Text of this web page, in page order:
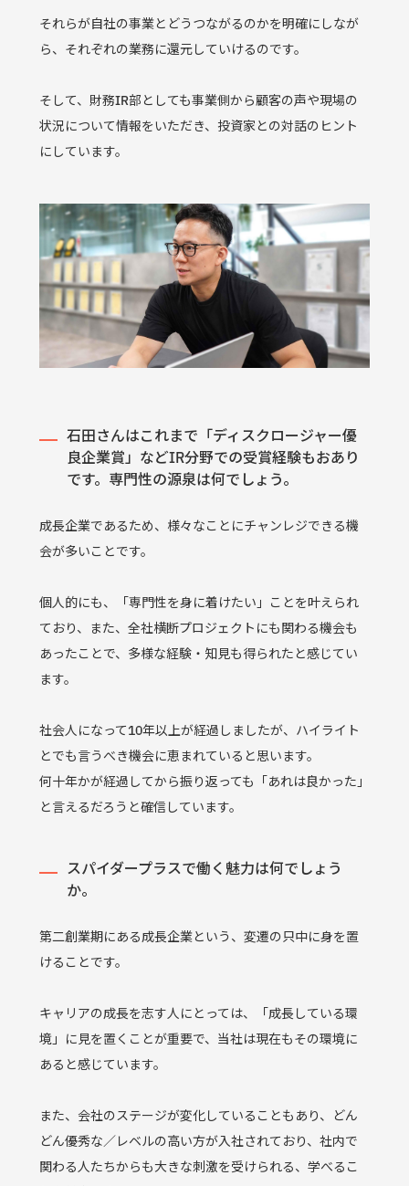
それらが自社の事業とどうつながるのかを明確にしなが
ら、それぞれの業務に還元していけるのです。
そして、財務IR部としても事業側から顧客の声や現場の
状況について情報をいただき、投資家との対話のヒント
にしています。
石田さんはこれまで「ディスクロージャー優
良企業賞」などIR分野での受賞経験もおあり
です。専門性の源泉は何でしょう。
成長企業であるため、様々なことにチャンレジできる機
会が多いことです。
個人的にも、「専門性を身に着けたい」ことを叶えられ
ており、また、全社横断プロジェクトにも関わる機会も
あったことで、多様な経験・知見も得られたと感じてい
ます。
社会人になって10年以上が経過しましたが、ハイライト
とでも言うべき機会に恵まれていると思います。
何十年かが経過してから振り返っても「あれは良かった」
と言えるだろうと確信しています。
スパイダープラスで働く魅力は何でしょう
か。
第二創業期にある成長企業という、変遷の只中に身を置
けることです。
キャリアの成長を志す人にとっては、「成長している環
境」に見を置くことが重要で、当社は現在もその環境に
あると感じています。
また、会社のステージが変化していることもあり、どん
どん優秀な／レベルの高い方が入社されており、社内で
関わる人たちからも大きな刺激を受けられる、学べるこ